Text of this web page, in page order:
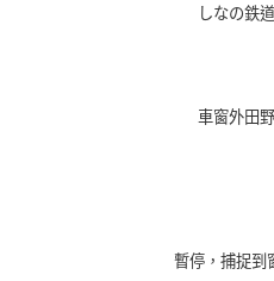
しなの鉄
車窗外田
暫停 ，捕捉